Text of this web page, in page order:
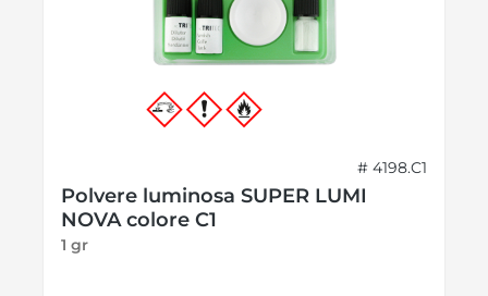
# 4198.C1
Polvere luminosa SUPER LUMI
NOVA colore C1
1 gr